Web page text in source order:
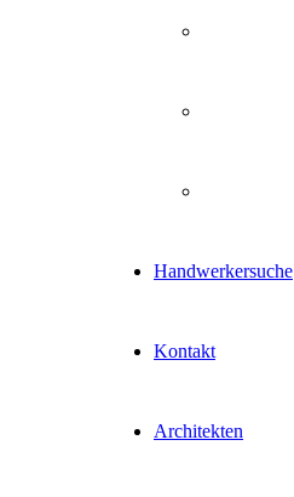
Handwerkersuche
Kontakt
Architekten